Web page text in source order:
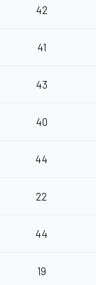
42
41
43
40
44
22
44
19